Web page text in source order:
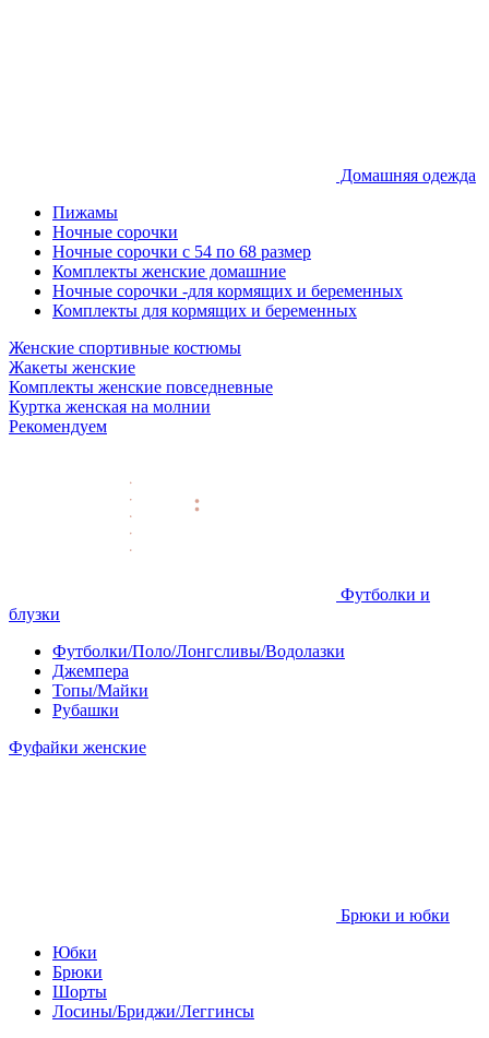
Домашняя одежда
Пижамы
Ночные сорочки
Ночные сорочки с 54 по 68 размер
Комплекты женские домашние
Ночные сорочки -для кормящих и беременных
Комплекты для кормящих и беременных
Женские спортивные костюмы
Жакеты женские
Комплекты женские повседневные
Куртка женская на молнии
Рекомендуем
Футболки и
блузки
Футболки/Поло/Лонгсливы/Водолазки
Джемпера
Топы/Майки
Рубашки
Фуфайки женские
Брюки и юбки
Юбки
Брюки
Шорты
Лосины/Бриджи/Леггинсы